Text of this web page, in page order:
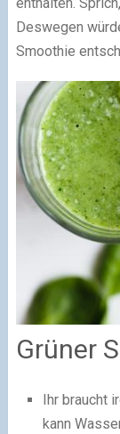
Deswegen
Smoothie
Grüner
Ihr braucht
kann